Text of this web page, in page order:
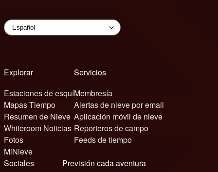
Explorar
Estaciones de esquí
Mapas Tiempo
Resumen de Nieve
Whiteroom Noticias
Fotos
MiNieve
Servicios
Membresía
Alertas de nieve por email
Aplicación móvil de nieve
Reporteros de campo
Feeds de tiempo
Sociales
Previsión cada aventura